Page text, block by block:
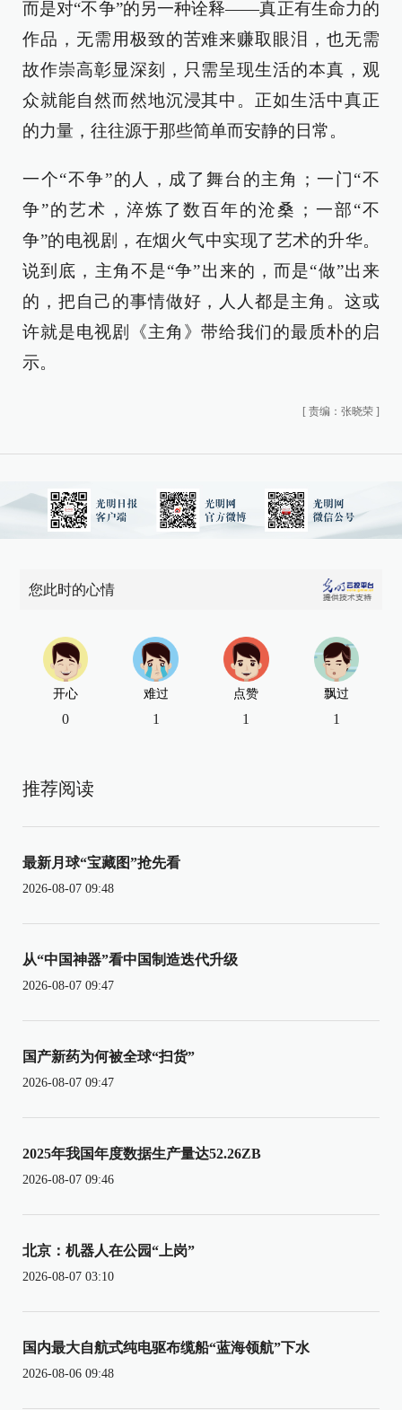
而是对“不争”的另一种诠释——真正有生命力的
作品，无需用极致的苦难来赚取眼泪，也无需
故作崇高彰显深刻，只需呈现生活的本真，观
众就能自然而然地沉浸其中。正如生活中真正
的力量，往往源于那些简单而安静的日常。
一个“不争”的人，成了舞台的主角；一门“不
争”的艺术，淬炼了数百年的沧桑；一部“不
争”的电视剧，在烟火气中实现了艺术的升华。
说到底，主角不是“争”出来的，而是“做”出来
的，把自己的事情做好，人人都是主角。这或
许就是电视剧《主角》带给我们的最质朴的启
示。
[ 责编：张晓荣 ]
您此时的心情
开心
0
难过
1
点赞
1
飘过
1
推荐阅读
最新月球“宝藏图”抢先看
2026-08-07 09:48
从“中国神器”看中国制造迭代升级
2026-08-07 09:47
国产新药为何被全球“扫货”
2026-08-07 09:47
2025年我国年度数据生产量达52.26ZB
2026-08-07 09:46
北京：机器人在公园“上岗”
2026-08-07 03:10
国内最大自航式纯电驱布缆船“蓝海领航”下水
2026-08-06 09:48